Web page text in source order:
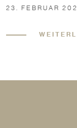
23. FEBRUAR